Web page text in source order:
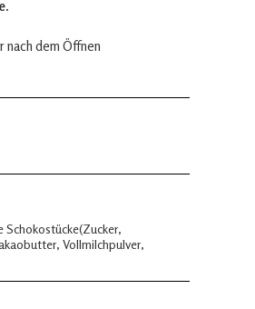
dem Öffnen
Schokostücke(Zucker,
Vollmilchpulver,